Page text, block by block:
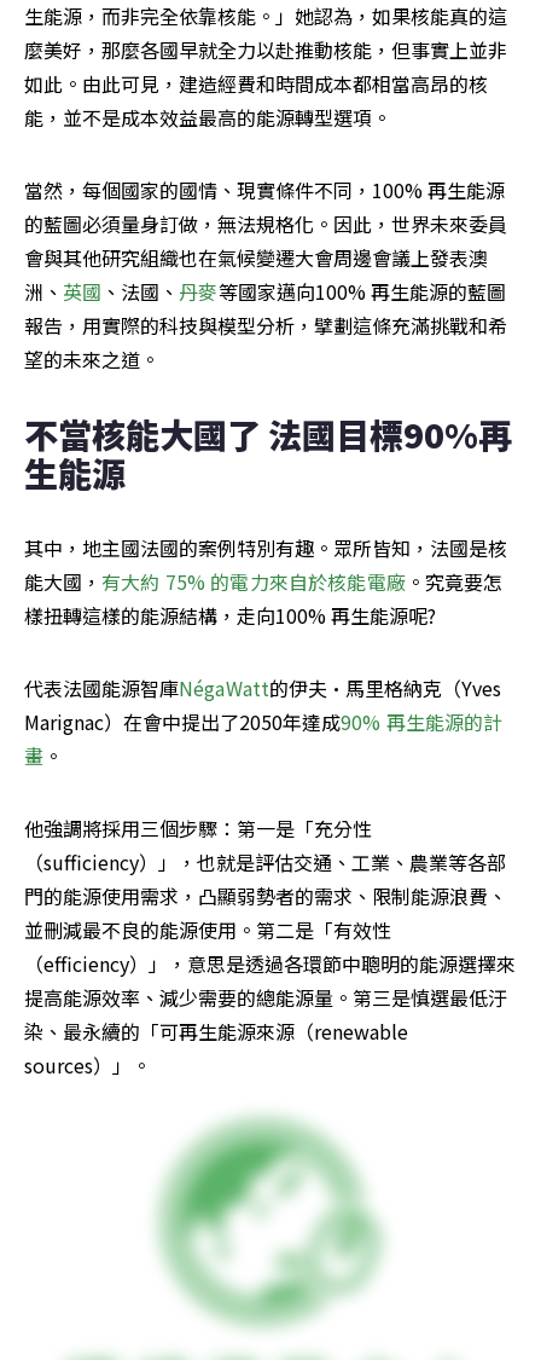
生能源，而非完全依靠核能。」她認為，如果核能真的這
麼美好，那麼各國早就全力以赴推動核能，但事實上並非
如此。由此可見，建造經費和時間成本都相當高昂的核
能，並不是成本效益最高的能源轉型選項。
當然，每個國家的國情、現實條件不同，100% 再生能源
的藍圖必須量身訂做，無法規格化。因此，世界未來委員
會與其他研究組織也在氣候變遷大會周邊會議上發表澳
洲、 英國 、法國、 丹麥等國家邁向100% 再生能源的藍圖
報告，用實際的科技與模型分析，擘劃這條充滿挑戰和希
望的未來之道。
不當核能大國了 法國目標90%再
生能源
其中，地主國法國的案例特別有趣。眾所皆知，法國是核
能大國， 有大約 75% 的電力來自於核能電廠。究竟要怎
樣扭轉這樣的能源結構，走向100% 再生能源呢?
代表法國能源智庫NégaWatt的伊夫·馬里格納克（Yves
Marignac）在會中提出了2050年達成90% 再生能源的計
畫 。
他強調將採用三個步驟：第一是「充分性
（sufficiency）」，也就是評估交通、工業、農業等各部
門的能源使用需求，凸顯弱勢者的需求、限制能源浪費、
並刪減最不良的能源使用。第二是「有效性
（efficiency）」，意思是透過各環節中聰明的能源選擇來
提高能源效率、減少需要的總能源量。第三是慎選最低汙
染、最永續的「可再生能源來源（renewable
sources）」。